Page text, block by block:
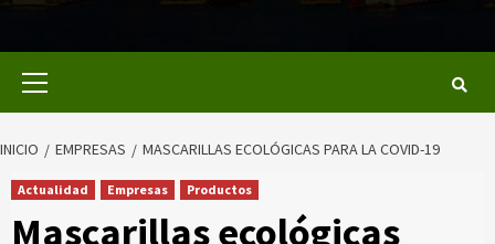
INICIO EMPRESAS MASCARILLAS ECOLÓGICAS PARA LA COVID-19
Actualidad Empresas Productos
Mascarillas ecológicas